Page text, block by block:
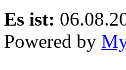
Es ist:
Powered by